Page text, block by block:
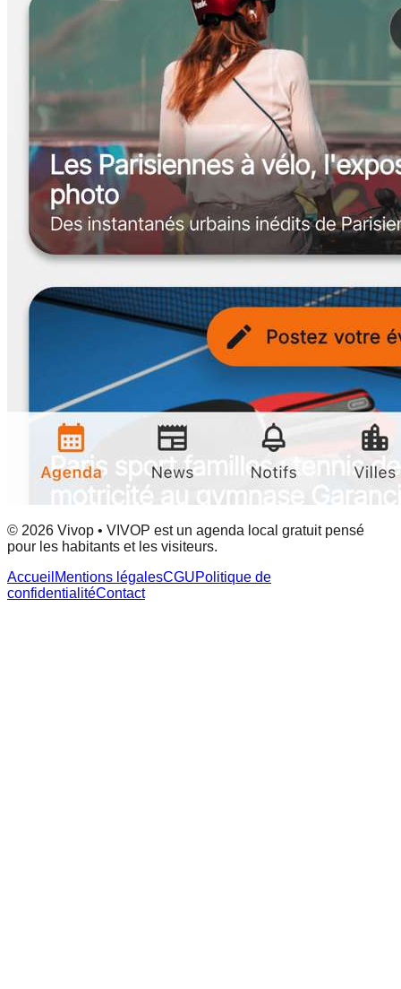
© 2026 Vivop • VIVOP est un agenda local gratuit pensé
pour les habitants et les visiteurs.
Accueil Mentions légalesCGUPolitique de
confidentialitéContact